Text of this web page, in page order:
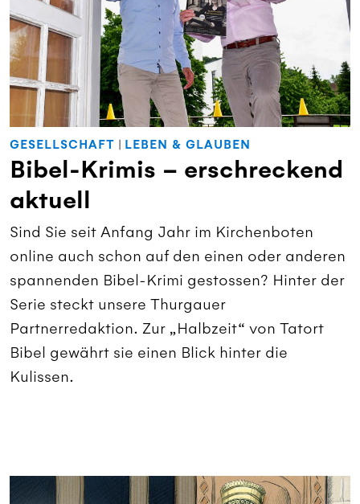
GESELLSCHAFT LEBEN & GLAUBEN
Bibel-Krimis – erschreckend
aktuell
Sind Sie seit Anfang Jahr im Kirchenboten
online auch schon auf den einen oder anderen
spannenden Bibel-Krimi gestossen? Hinter der
Serie steckt unsere Thurgauer
Partnerredaktion. Zur „Halbzeit“ von Tatort
Bibel gewährt sie einen Blick hinter die
Kulissen.